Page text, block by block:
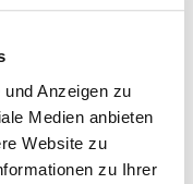
Anzeigen zu
Medien anbieten
Website zu
zu Ihrer